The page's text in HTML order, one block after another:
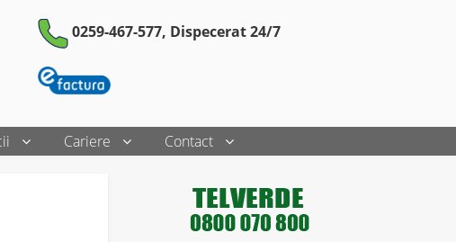
0259-467-577, Dispecerat 24/7
Cariere Contact